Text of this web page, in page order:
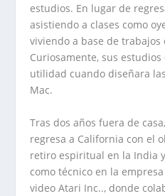
estudios. En lugar de
asistiendo a clases como
viviendo a base de trabajos
Curiosamente, sus
utilidad cuando diseñara
Mac.
Tras dos años fuera de
regresa a California con el
retiro espiritual en la India
como técnico en la
video Atari Inc.., donde